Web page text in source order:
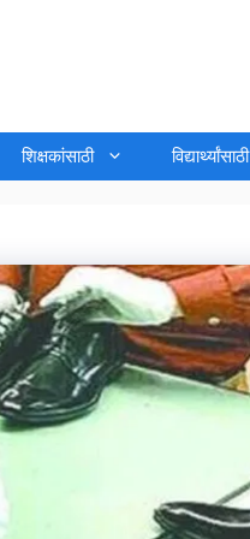
शिक्षकांसाठी विद्यार्थ्यांसाठी